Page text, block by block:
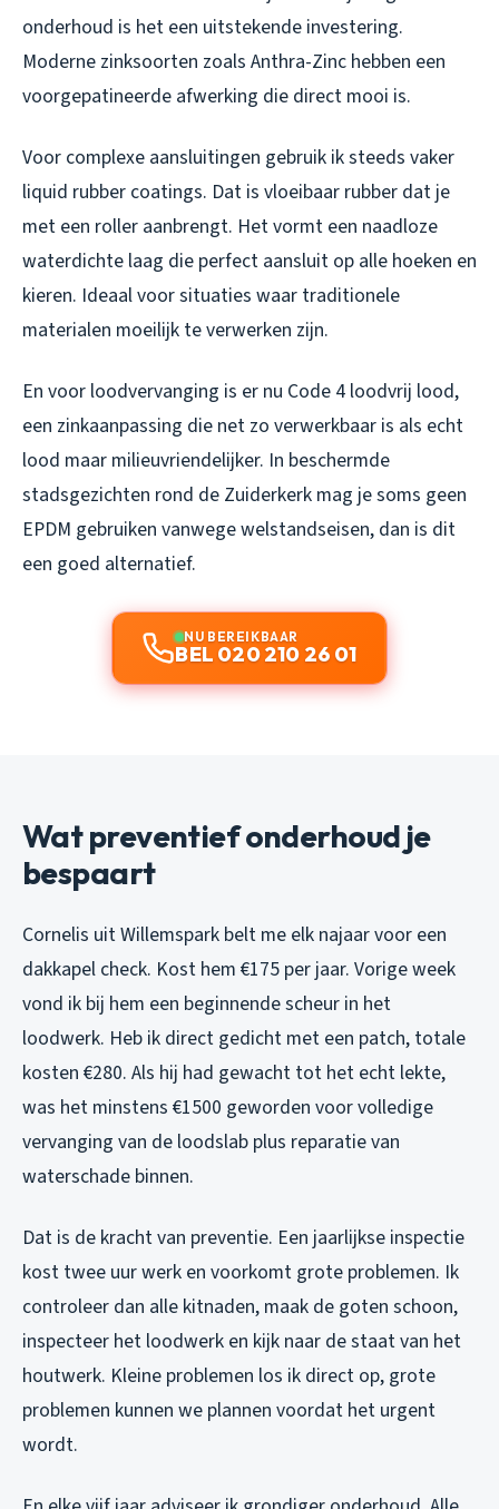
onderhoud is het een uitstekende investering.
Moderne zinksoorten zoals Anthra-Zinc hebben een
voorgepatineerde afwerking die direct mooi is.
Voor complexe aansluitingen gebruik ik steeds vaker
liquid rubber coatings. Dat is vloeibaar rubber dat je
met een roller aanbrengt. Het vormt een naadloze
waterdichte laag die perfect aansluit op alle hoeken en
kieren. Ideaal voor situaties waar traditionele
materialen moeilijk te verwerken zijn.
En voor loodvervanging is er nu Code 4 loodvrij lood,
een zinkaanpassing die net zo verwerkbaar is als echt
lood maar milieuvriendelijker. In beschermde
stadsgezichten rond de Zuiderkerk mag je soms geen
EPDM gebruiken vanwege welstandseisen, dan is dit
een goed alternatief.
NU BEREIKBAAR
BEL 020 210 26 01
Wat preventief onderhoud je
bespaart
Cornelis uit Willemspark belt me elk najaar voor een
dakkapel check. Kost hem €175 per jaar. Vorige week
vond ik bij hem een beginnende scheur in het
loodwerk. Heb ik direct gedicht met een patch, totale
kosten €280. Als hij had gewacht tot het echt lekte,
was het minstens €1500 geworden voor volledige
vervanging van de loodslab plus reparatie van
waterschade binnen.
Dat is de kracht van preventie. Een jaarlijkse inspectie
kost twee uur werk en voorkomt grote problemen. Ik
controleer dan alle kitnaden, maak de goten schoon,
inspecteer het loodwerk en kijk naar de staat van het
houtwerk. Kleine problemen los ik direct op, grote
problemen kunnen we plannen voordat het urgent
wordt.